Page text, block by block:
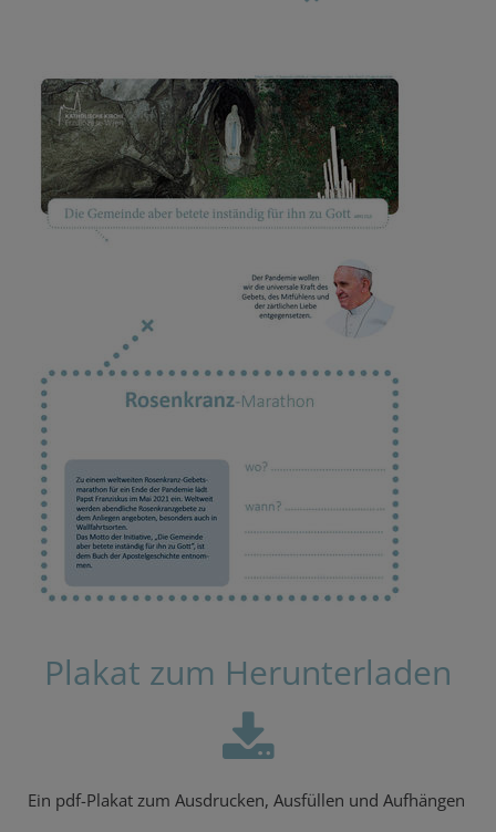
Plakat zum Herunterladen
Ein pdf-Plakat zum Ausdrucken, Ausfüllen und Aufhängen